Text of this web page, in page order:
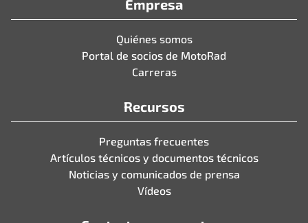
Empresa
Quiénes somos
Portal de socios de MotoRad
Carreras
Recursos
Preguntas frecuentes
Artículos técnicos y documentos técnicos
Noticias y comunicados de prensa
Vídeos